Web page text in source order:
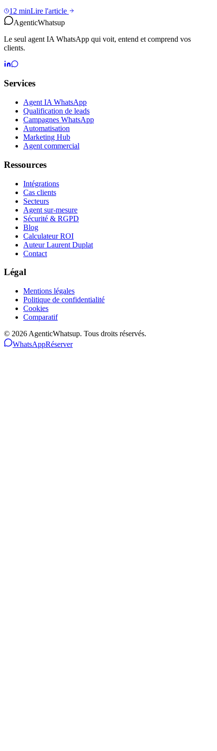
12 minLire l'article
AgenticWhatsup
Le seul agent IA WhatsApp qui voit, entend et comprend vos
clients.
Services
Agent IA WhatsApp
Qualification de leads
Campagnes WhatsApp
Automatisation
Marketing Hub
Agent commercial
Ressources
Intégrations
Cas clients
Secteurs
Agent sur-mesure
Sécurité & RGPD
Blog
Calculateur ROI
Auteur Laurent Duplat
Contact
Légal
Mentions légales
Politique de confidentialité
Cookies
Comparatif
© 2026 AgenticWhatsup. Tous droits réservés.
WhatsAppRéserver